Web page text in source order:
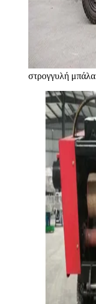
στρογγυλή μπάλα